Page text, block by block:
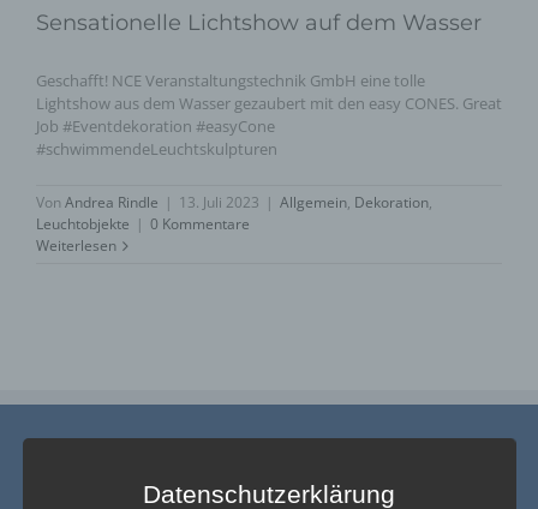
Sensationelle Lichtshow auf dem Wasser
Geschafft! NCE Veranstaltungstechnik GmbH eine tolle
Lightshow aus dem Wasser gezaubert mit den easy CONES. Great
Job #Eventdekoration #easyCone
#schwimmendeLeuchtskulpturen
Von Andrea Rindle | 13. Juli 2023 | Allgemein, Dekoration,
Leuchtobjekte | 0 Kommentare
Weiterlesen
Datenschutzerklärung